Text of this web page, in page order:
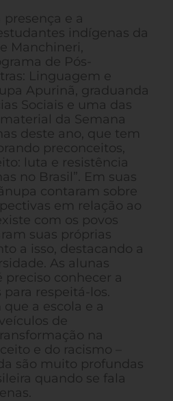
e a
indígenas da
Manchineri,
de Pós-
Linguagem e
Apurinã, graduanda
Sociais e uma das
da Semana
deste ano, que tem
preconceitos,
luta e resistência
no Brasil”. Em suas
contaram sobre
em relação ao
com os povos
suas próprias
a isso, destacando a
As alunas
conhecer a
respeitá-los.
a escola e a
de
na
e do racismo –
são muito profundas
quando se fala